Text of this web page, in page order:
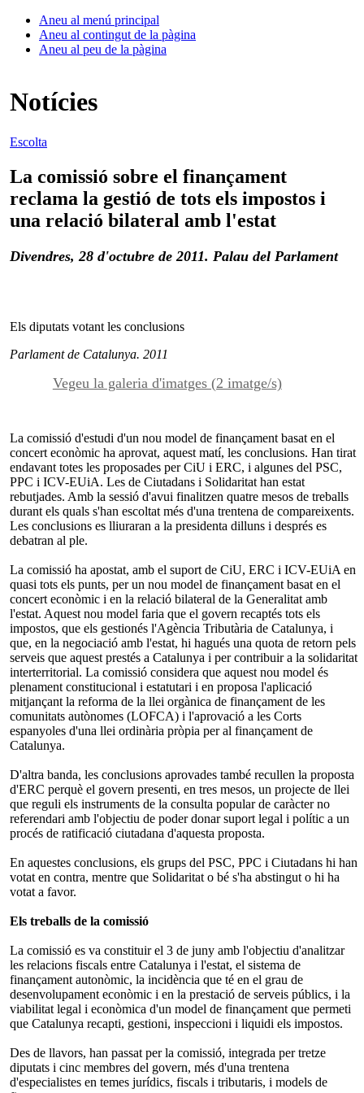
Aneu al menú principal
Aneu al contingut de la pàgina
Aneu al peu de la pàgina
Notícies
Escolta
La comissió sobre el finançament
reclama la gestió de tots els impostos i
una relació bilateral amb l'estat
Divendres, 28 d'octubre de 2011. Palau del Parlament
Els diputats votant les conclusions
Parlament de Catalunya. 2011
Vegeu la galeria d'imatges (2 imatge/s)
La comissió d'estudi d'un nou model de finançament basat en el
concert econòmic ha aprovat, aquest matí, les conclusions. Han tirat
endavant totes les proposades per CiU i ERC, i algunes del PSC,
PPC i ICV-EUiA. Les de Ciutadans i Solidaritat han estat
rebutjades. Amb la sessió d'avui finalitzen quatre mesos de treballs
durant els quals s'han escoltat més d'una trentena de compareixents.
Les conclusions es lliuraran a la presidenta dilluns i després es
debatran al ple.
La comissió ha apostat, amb el suport de CiU, ERC i ICV-EUiA en
quasi tots els punts, per un nou model de finançament basat en el
concert econòmic i en la relació bilateral de la Generalitat amb
l'estat. Aquest nou model faria que el govern recaptés tots els
impostos, que els gestionés l'Agència Tributària de Catalunya, i
que, en la negociació amb l'estat, hi hagués una quota de retorn pels
serveis que aquest prestés a Catalunya i per contribuir a la solidaritat
interterritorial. La comissió considera que aquest nou model és
plenament constitucional i estatutari i en proposa l'aplicació
mitjançant la reforma de la llei orgànica de finançament de les
comunitats autònomes (LOFCA) i l'aprovació a les Corts
espanyoles d'una llei ordinària pròpia per al finançament de
Catalunya.
D'altra banda, les conclusions aprovades també recullen la proposta
d'ERC perquè el govern presenti, en tres mesos, un projecte de llei
que reguli els instruments de la consulta popular de caràcter no
referendari amb l'objectiu de poder donar suport legal i polític a un
procés de ratificació ciutadana d'aquesta proposta.
En aquestes conclusions, els grups del PSC, PPC i Ciutadans hi han
votat en contra, mentre que Solidaritat o bé s'ha abstingut o hi ha
votat a favor.
Els treballs de la comissió
La comissió es va constituir el 3 de juny amb l'objectiu d'analitzar
les relacions fiscals entre Catalunya i l'estat, el sistema de
finançament autonòmic, la incidència que té en el grau de
desenvolupament econòmic i en la prestació de serveis públics, i la
viabilitat legal i econòmica d'un model de finançament que permeti
que Catalunya recapti, gestioni, inspeccioni i liquidi els impostos.
Des de llavors, han passat per la comissió, integrada per tretze
diputats i cinc membres del govern, més d'una trentena
d'especialistes en temes jurídics, fiscals i tributaris, i models de